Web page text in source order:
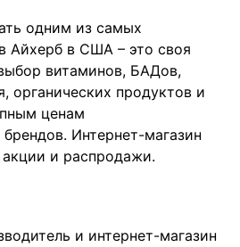
одним из самых
Айхерб в США – это своя
витаминов, БАДов,
органических продуктов и
ценам
Интернет-магазин
акции и распродажи.
и интернет-магазин